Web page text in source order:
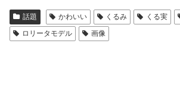
話題 かわいい くるみ くる実
ロリータモデル
画像